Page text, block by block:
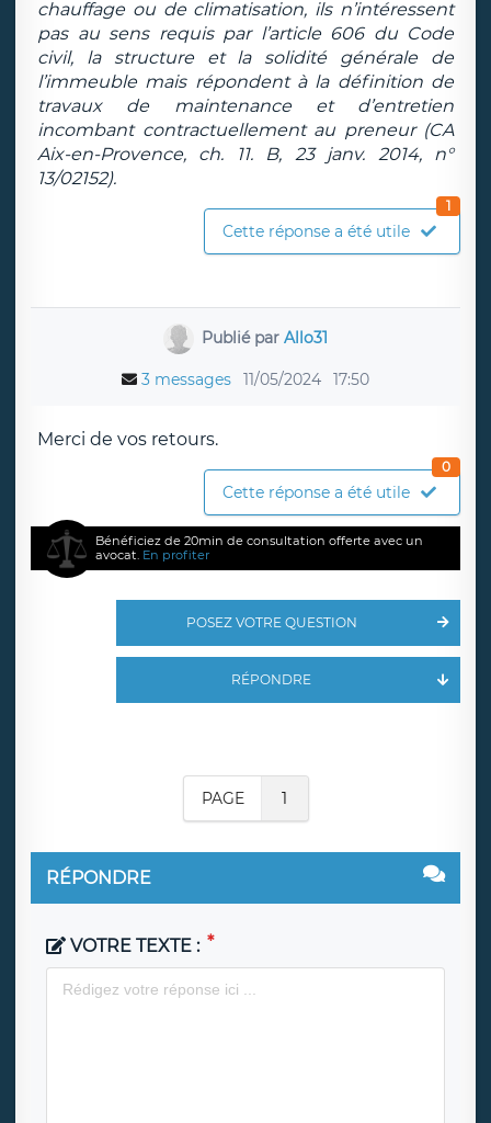
chauffage ou de climatisation, ils n’intéressent
pas au sens requis par l’article 606 du Code
civil, la structure et la solidité générale de
l’immeuble mais répondent à la définition de
travaux de maintenance et d’entretien
incombant contractuellement au preneur (CA
Aix-en-Provence, ch. 11. B, 23 janv. 2014, n°
13/02152).
Cette réponse a été utile
1
Publié parAllo31
3 messages 11/05/2024 17:50
Merci de vos retours.
Cette réponse a été utile
0
Bénéficiez de 20min de consultation offerte avec un
avocat. En profiter
POSEZ VOTRE QUESTION
RÉPONDRE
PAGE 1
RÉPONDRE
VOTRE TEXTE :